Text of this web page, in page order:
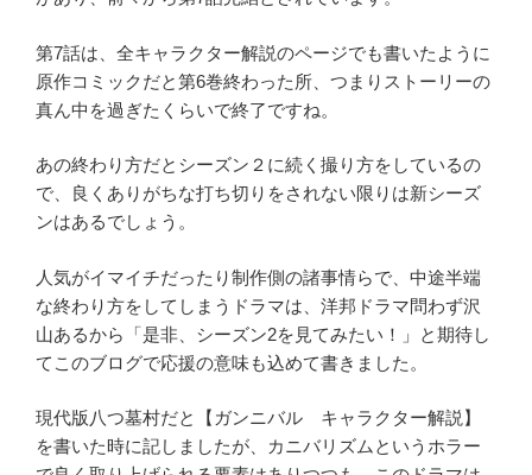
第7話は、全キャラクター解説のページでも書いたように
原作コミックだと第6巻終わった所、つまりストーリーの
真ん中を過ぎたくらいで終了ですね。
あの終わり方だとシーズン２に続く撮り方をしているの
で、良くありがちな打ち切りをされない限りは新シーズ
ンはあるでしょう。
人気がイマイチだったり制作側の諸事情らで、中途半端
な終わり方をしてしまうドラマは、洋邦ドラマ問わず沢
山あるから「是非、シーズン2を見てみたい！」と期待し
てこのブログで応援の意味も込めて書きました。
現代版八つ墓村だと【ガンニバル キャラクター解説】
を書いた時に記しましたが、カニバリズムというホラー